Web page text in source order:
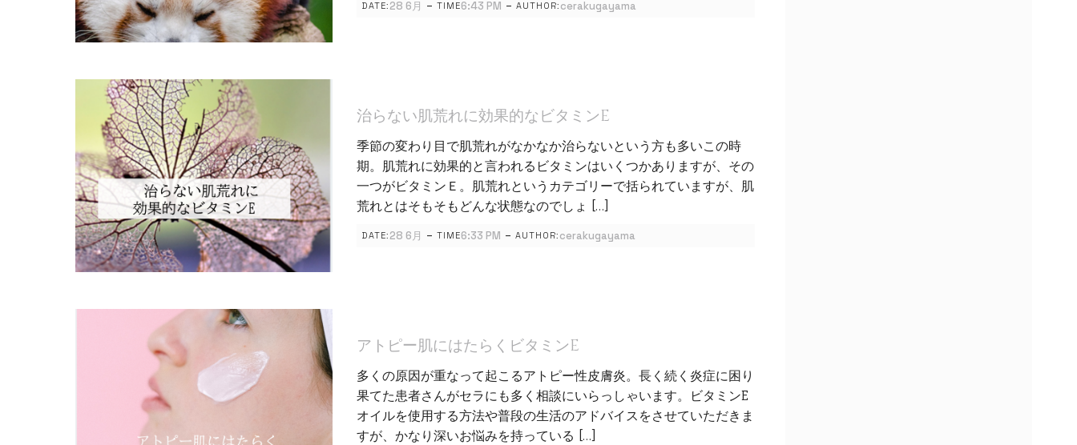
DATE: 28 6月 - TIME6:43 PM - AUTHOR: cerakugayama
治らない肌荒れに効果的なビタミンE
季節の変わり目で肌荒れがなかなか治らないという方も多いこの時
期。肌荒れに効果的と言われるビタミンはいくつかありますが、その
一つがビタミンＥ。肌荒れというカテゴリーで括られていますが、肌
荒れとはそもそもどんな状態なのでしょ […]
DATE: 28 6月 - TIME6:33 PM - AUTHOR: cerakugayama
アトピー肌にはたらくビタミンE
多くの原因が重なって起こるアトピー性皮膚炎。長く続く炎症に困り
果てた患者さんがセラにも多く相談にいらっしゃいます。ビタミンE
オイルを使用する方法や普段の生活のアドバイスをさせていただきま
すが、かなり深いお悩みを持っている […]